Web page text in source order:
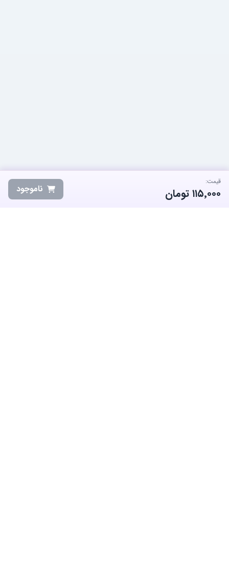
قیمت:
۱۱۵٬۰۰۰تومان ناموجود